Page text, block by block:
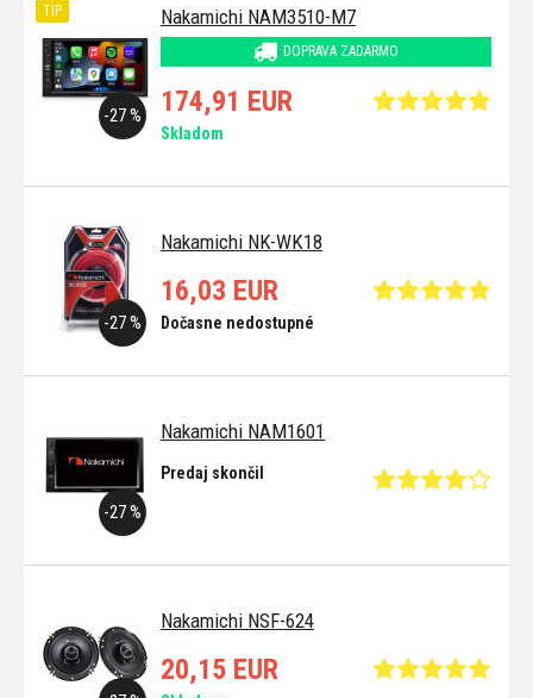
Nakamichi NAM3510-M7
DOPRAVA ZADARMO
-27 %
TIP
174,91 EUR
Skladom
Nakamichi NK-WK18
-27 %
16,03 EUR
Dočasne nedostupné
Nakamichi NAM1601
-27 %
Predaj skončil
Nakamichi NSF-624
20,15 EUR